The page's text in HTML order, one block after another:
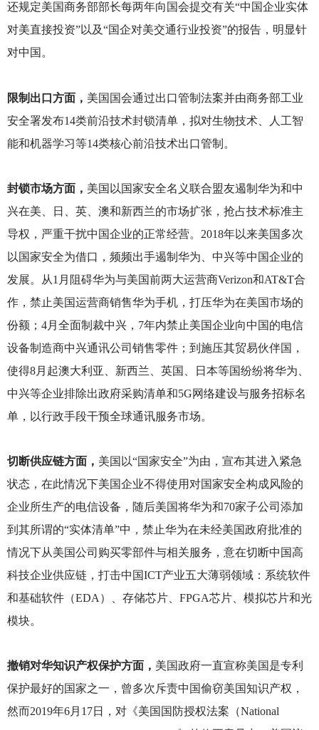
还规定美国商务部部长每两年向国会提交有关“中国企业实体
对美直接投资”以及“国企对美交通行业投资”的报告，明显针
对中国。
限制出口方面， 美国国会通过出口管制法案并由商务部工业
安全署发布14类前沿技术封锁清单，拟对生物技术、人工智
能和机器学习等14类核心前沿技术出口管制。
封锁市场方面， 美国以国家安全名义联合盟友遏制华为和中
兴在美、日、英、澳和新西兰的市场扩张，抢占技术标准主
导权，严重干扰中国企业的正常经营。2018年以来美国多次
以国家安全为借口，频频出手遏制华为、中兴等中国企业的
发展。从1月阻碍华为与美国前两大运营商Verizon和AT&T合
作，禁止美国运营商销售华为手机，打压华为在美国市场的
份额；4月全面制裁中兴，7年内禁止美国企业向中国的电信
设备制造商中兴通讯公司销售零件；到施压其贸易伙伴国，
使得8月起澳大利亚、新西兰、英国、日本等国纷纷将华为、
中兴等企业排除出政府采购清单和5G网络建设与服务招标名
单，以行政手段干预全球通讯服务市场。
切断供应链方面， 美国以“国家安全”为由，宣布其进入紧急
状态，在此情况下美国企业不得使用对国家安全构成风险的
企业所生产的电信设备，随后美国将华为和70家子公司添加
到其所谓的“实体清单”中，禁止华为在未经美国政府批准的
情况下从美国公司购买零部件与相关服务，意在切断中国高
科技企业供应链，打击中国ICT产业五大薄弱领域：系统软件
和基础软件（EDA）、存储芯片、FPGA芯片、模拟芯片和光
模块。
撤销对华知识产权保护方面， 美国政府一直宣称美国是专利
保护最好的国家之一，曾多次斥责中国偷窃美国知识产权，
然而2019年6月17日，对《美国国防授权法案（National